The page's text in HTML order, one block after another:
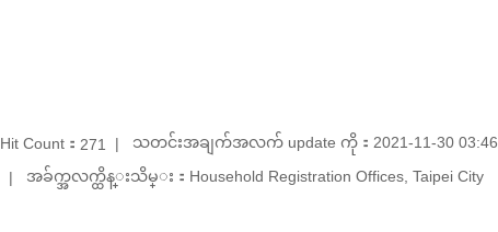
Hit Count： 271 သတင်းအချက်အလက် update ကို：2021-11-30 03:46
အခ်က္အလက္ထိန္းသိမ္း：Household Registration Offices, Taipei City